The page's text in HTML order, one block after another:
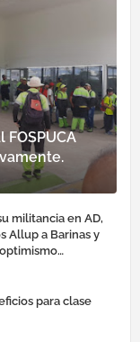
militancia en AD,
Allup a Barinas y
para clase